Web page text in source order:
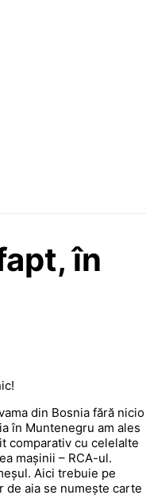
în
din Bosnia fără nicio
în Muntenegru am ales
comparativ cu celelalte
mașinii – RCA-ul.
Aici trebuie pe
de aia se numește carte